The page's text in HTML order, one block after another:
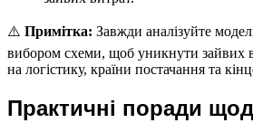
⚠️ Примітка: Завжди аналізуйте
вибором схеми, щоб уникнути зайвих
на логістику, країни постачання та
Практичні поради